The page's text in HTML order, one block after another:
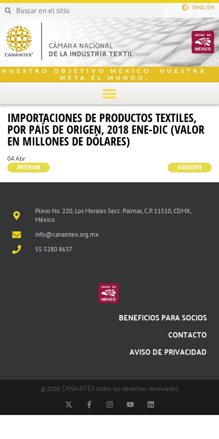
ENGLISH
NUESTRO OBJETIVO MÉXICO, NUESTRA
META EL MUNDO.
IMPORTACIONES DE PRODUCTOS TEXTILES,
POR PAÍS DE ORIGEN, 2018 ENE-DIC (VALOR
EN MILLONES DE DÓLARES)
04 Abr
ANTERIOR
SIGUIENTE
Plinio No. 220, Los Morales Secc. Palmas, C.P. 11510, CDMX,
México
info@canaintex.org.mx
55 5280 8637
BENEFICIOS PARA SOCIOS
CONTACTO
AVISO DE PRIVACIDAD
@ 2026 CANAINTEX todos los derechos reservados